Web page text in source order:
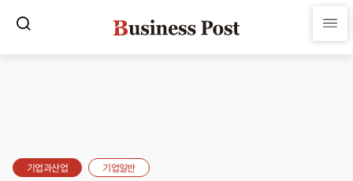
기업과산업 기업일반